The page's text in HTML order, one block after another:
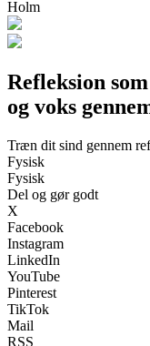
Holm
Refleksion
og voks
Træn dit sind gennem
Fysisk
Fysisk
Del og gør godt
X
Facebook
Instagram
LinkedIn
YouTube
Pinterest
TikTok
Mail
RSS